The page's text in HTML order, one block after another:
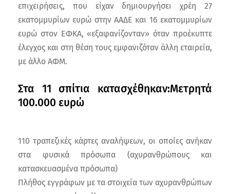
επιχειρήσεις, που είχαν δημιουργήσει χρέη 27
εκατομμυρίων ευρώ στην ΑΑΔΕ και 16 εκατομμυρίων
ευρώ στον ΕΦΚΑ, «εξαφανίζονταν» όταν προέκυπτε
έλεγχος και στη θέση τους εμφανιζόταν άλλη εταιρεία,
με άλλο ΑΦΜ.
Στα 11 σπίτια κατασχέθηκαν:Μετρητά
100.000 ευρώ
110 τραπεζικές κάρτες αναλήψεων, οι οποίες ανήκαν
στα φυσικά πρόσωπα (αχυρανθρώπους και
κατασκευασμένα πρόσωπα)
Πλήθος εγγράφων με τα στοιχεία των αχυρανθρώπων